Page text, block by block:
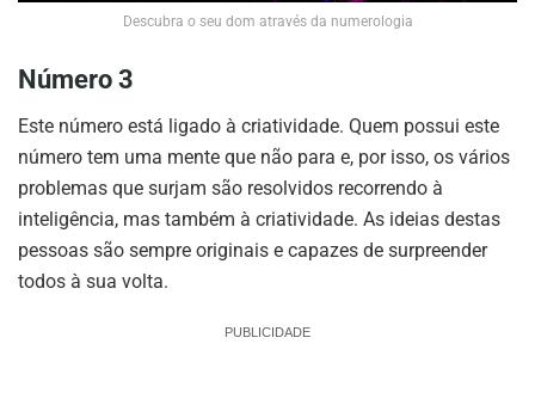
Descubra o seu dom através da numerologia
Número 3
Este número está ligado à criatividade. Quem possui este
número tem uma mente que não para e, por isso, os vários
problemas que surjam são resolvidos recorrendo à
inteligência, mas também à criatividade. As ideias destas
pessoas são sempre originais e capazes de surpreender
todos à sua volta.
PUBLICIDADE